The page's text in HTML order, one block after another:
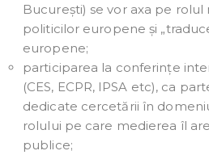
București) se vor axa pe
politicilor europene și
europene;
participarea la conferințe
(CES, ECPR, IPSA etc), ca
dedicate cercetării în
rolului pe care medierea îl
publice;